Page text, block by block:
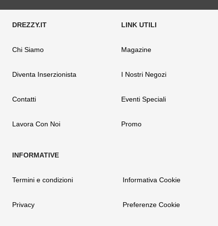
Chi Siamo
Diventa Inserzionista
Contatti
Lavora Con Noi
Magazine
I Nostri Negozi
Eventi Speciali
Promo
Termini e condizioni
Privacy
Informativa Cookie
Preferenze Cookie